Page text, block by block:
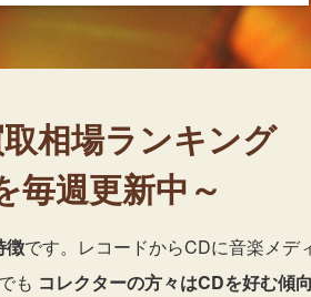
相場ランキング
毎週更新中～
徴です。レコードからCDに音楽メデ
も コレクターの方々はCDを好む傾向